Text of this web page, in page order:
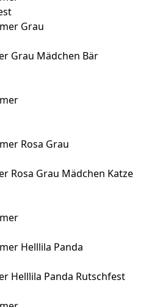
Grau Mädchen Bär
Rosa Grau Mädchen Katze
Helllila Panda Rutschfest